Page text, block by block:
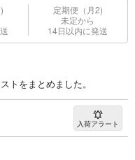
定期便（月2)
未定から
14日以内に発送
トをまとめました。
入荷アラート